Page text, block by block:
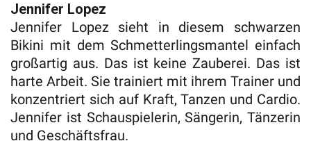
Jennifer Lopez
Jennifer Lopez sieht in diesem schwarzen
Bikini mit dem Schmetterlingsmantel einfach
großartig aus. Das ist keine Zauberei. Das ist
harte Arbeit. Sie trainiert mit ihrem Trainer und
konzentriert sich auf Kraft, Tanzen und Cardio.
Jennifer ist Schauspielerin, Sängerin, Tänzerin
und Geschäftsfrau.